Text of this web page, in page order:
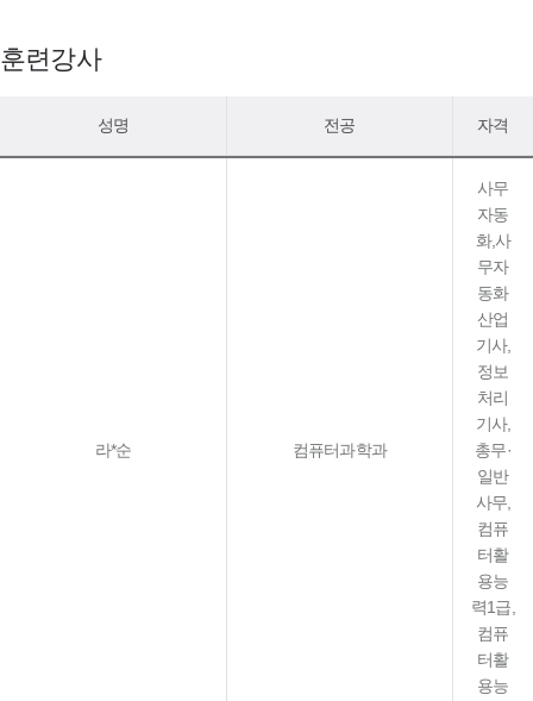
훈련강사
성명 전공 자격
라*순 컴퓨터과학과
사무
자동
화,사
무자
동화
산업
기사,
정보
처리
기사,
총무·
일반
사무,
컴퓨
터활
용능
력1급,
컴퓨
터활
용능